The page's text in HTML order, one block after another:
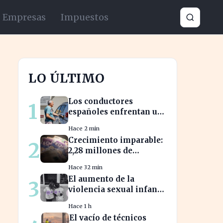
Empresas Impuestos
LO ÚLTIMO
1
Los conductores
españoles enfrentan un
precios de gasolina
desde marzo
Hace 2 min
2
Crecimiento imparable:
2,28 millones de
en fondos fiduciarios de
$123,7 billones
Hace 32 min
3
El aumento de la
violencia sexual infantil
del hogar familiar
Hace 1 h
El vacío de técnicos